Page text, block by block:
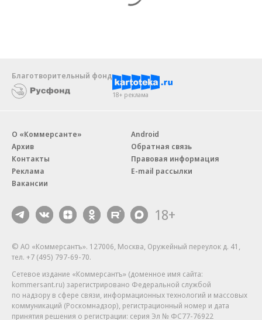
Благотворительный фонд
18+ реклама
О «Коммерсанте»
Архив
Контакты
Реклама
Вакансии
Android
Обратная связь
Правовая информация
E-mail рассылки
18+
© АО «Коммерсантъ». 127006, Москва, Оружейный переулок д. 41,
тел. +7 (495) 797-69-70.
Сетевое издание «Коммерсантъ» (доменное имя сайта:
kommersant.ru) зарегистрировано Федеральной службой
по надзору в сфере связи, информационных технологий и массовых
коммуникаций (Роскомнадзор), регистрационный номер и дата
принятия решения о регистрации: серия Эл № ФС77-76922